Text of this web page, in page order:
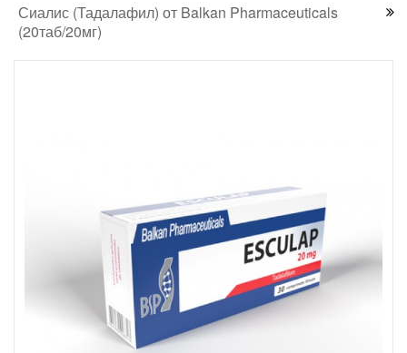
Сиалис (Тадалафил) от Balkan Pharmaceuticals
(20таб/20мг)